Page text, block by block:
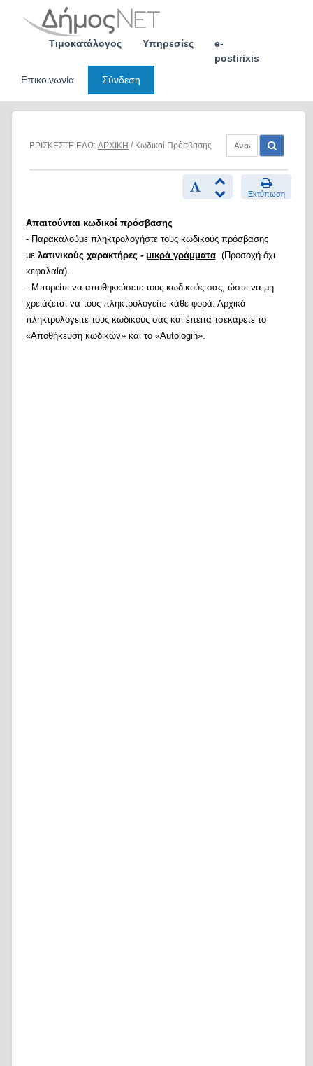
Τιμοκατάλογος Υπηρεσίες
e-
postirixis
Επικοινωνία
Σύνδεση
ΒΡΙΣΚΕΣΤΕ ΕΔΩ: ΑΡΧΙΚΗ / Κωδικοί Πρόσβασης
Εκτύπωση
Απαιτούνται κωδικοί πρόσβασης
- Παρακαλούμε πληκτρολογήστε τους κωδικούς πρόσβασης
με λατινικούς χαρακτήρες - μικρά γράμματα(Προσοχή όχι
κεφαλαία).
- Μπορείτε να αποθηκεύσετε τους κωδικούς σας, ώστε να μη
χρειάζεται να τους πληκτρολογείτε κάθε φορά: Αρχικά
πληκτρολογείτε τους κωδικούς σας και έπειτα τσεκάρετε το
«Αποθήκευση κωδικών» και το «Autologin».